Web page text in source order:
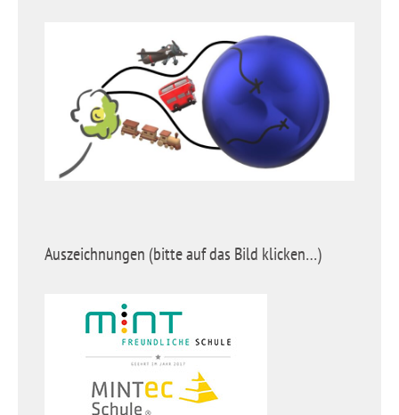
Auszeichnungen (bitte auf das Bild klicken…)